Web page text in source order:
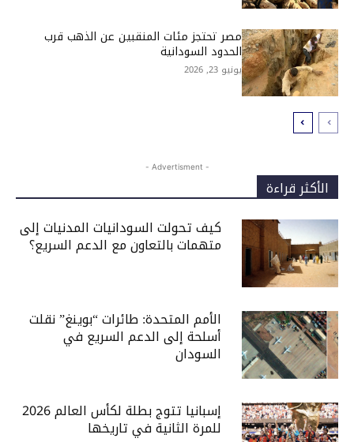
مصر تحتجز مئات المنقبين عن الذهب قرب
الحدود السودانية
يونيو 23, 2026
- Advertisment -
الأكثر قراءة
كيف تحولت السودانيات المدنيات إلى
متهمات بالتعاون مع الدعم السريع؟
الأمم المتحدة: طائرات “بوينغ” نقلت
أسلحة إلى الدعم السريع في
السودان
إسبانيا تتوج بطلة لكأس العالم 2026
للمرة الثانية في تاريخها